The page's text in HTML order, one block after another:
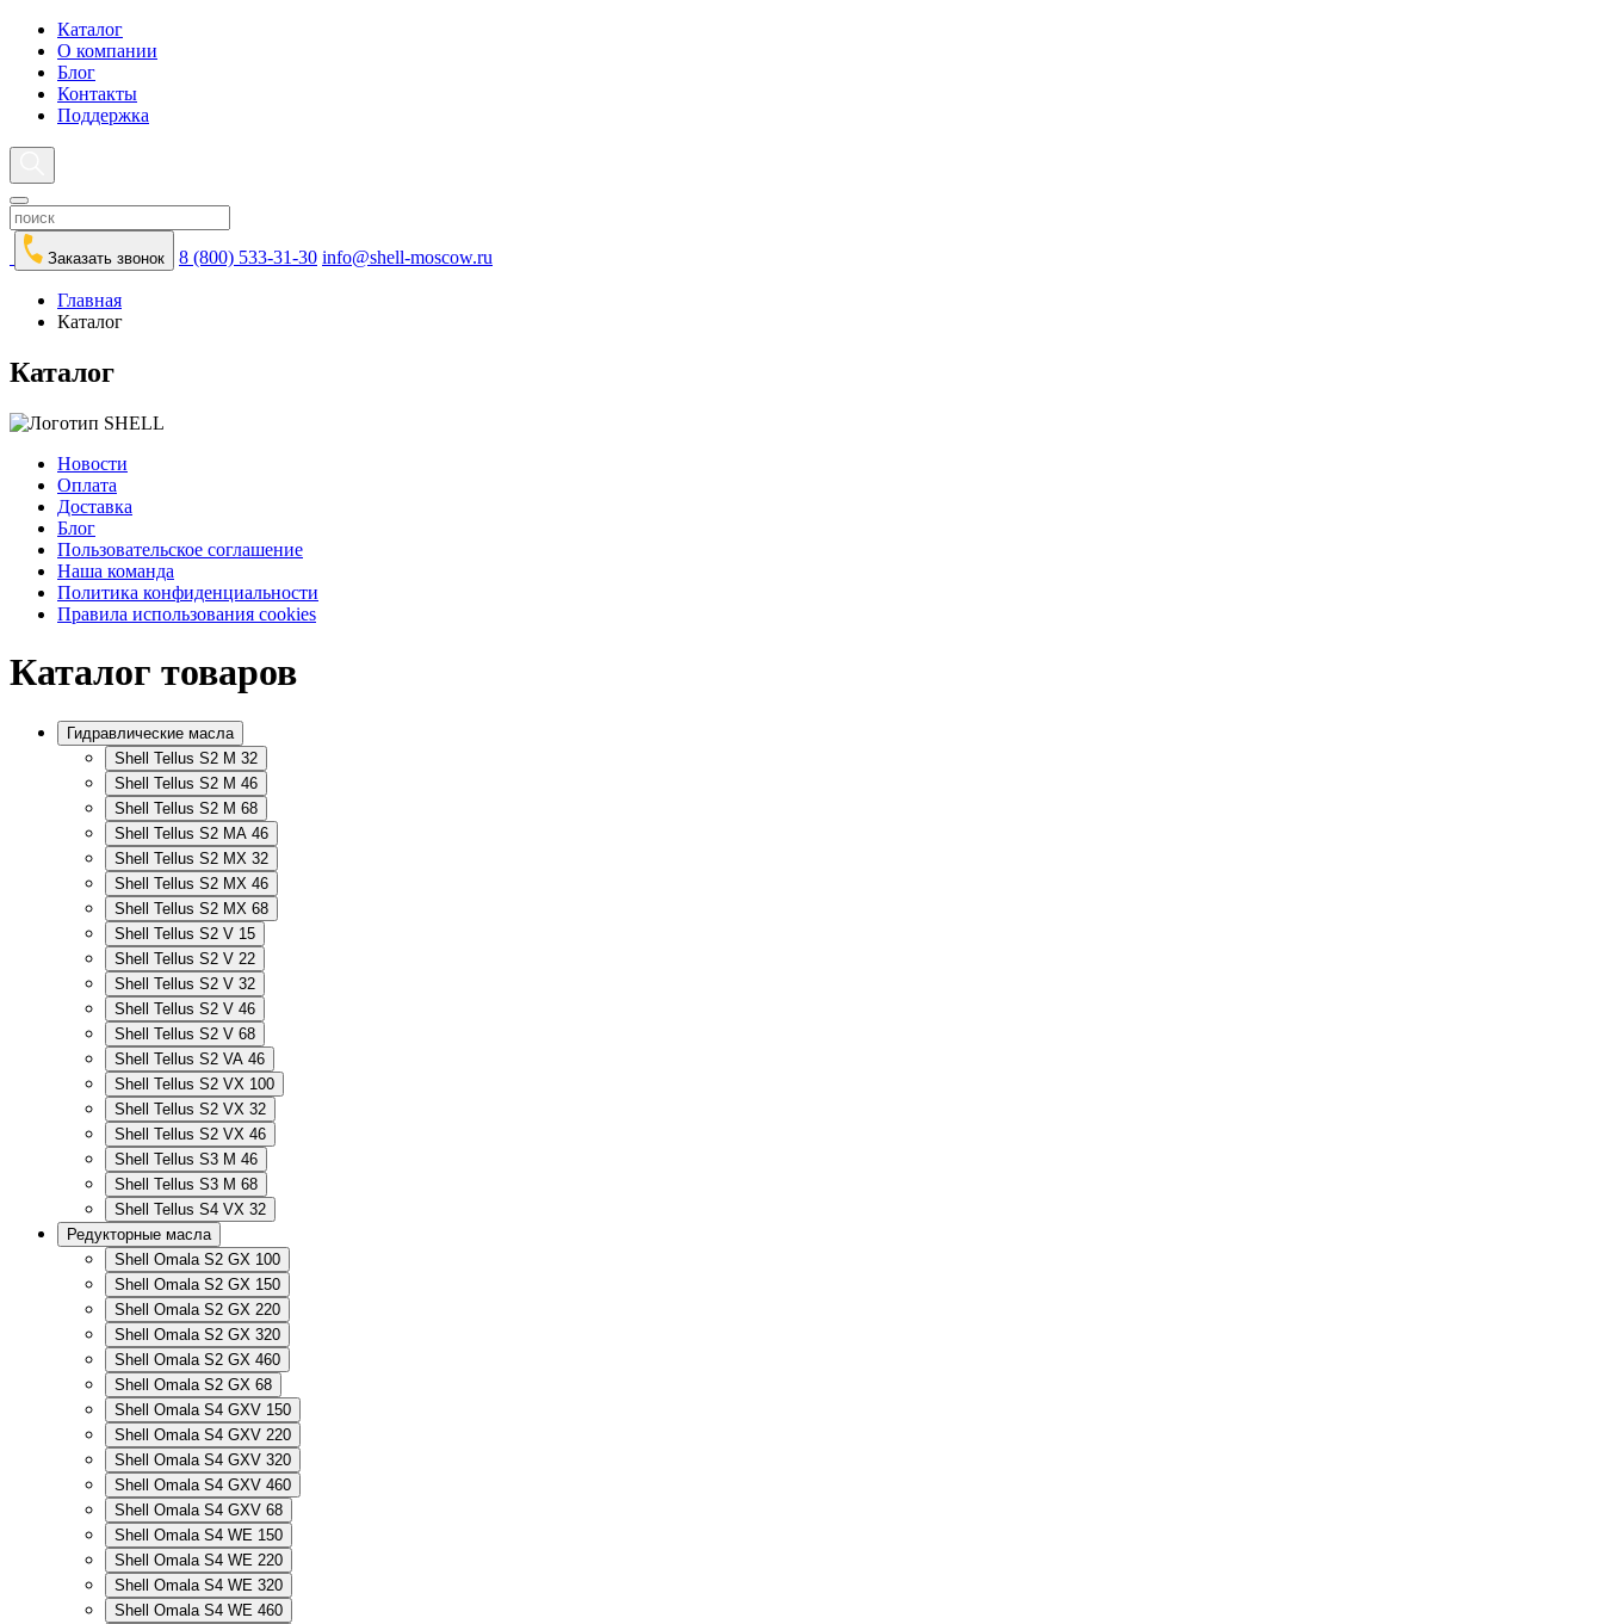
Каталог
О компании
Блог
Контакты
Поддержка
Заказать звонок 8 (800) 533-31-30 info@shell-moscow.ru
Главная
Каталог
Каталог
Новости
Оплата
Доставка
Блог
Пользовательское соглашение
Наша команда
Политика конфиденциальности
Правила использования cookies
Каталог товаров
Гидравлические масла
Shell Tellus S2 M 32
Shell Tellus S2 M 46
Shell Tellus S2 M 68
Shell Tellus S2 MA 46
Shell Tellus S2 MX 32
Shell Tellus S2 MX 46
Shell Tellus S2 MX 68
Shell Tellus S2 V 15
Shell Tellus S2 V 22
Shell Tellus S2 V 32
Shell Tellus S2 V 46
Shell Tellus S2 V 68
Shell Tellus S2 VA 46
Shell Tellus S2 VX 100
Shell Tellus S2 VX 32
Shell Tellus S2 VX 46
Shell Tellus S3 M 46
Shell Tellus S3 M 68
Shell Tellus S4 VX 32
Редукторные масла
Shell Omala S2 GX 100
Shell Omala S2 GX 150
Shell Omala S2 GX 220
Shell Omala S2 GX 320
Shell Omala S2 GX 460
Shell Omala S2 GX 68
Shell Omala S4 GXV 150
Shell Omala S4 GXV 220
Shell Omala S4 GXV 320
Shell Omala S4 GXV 460
Shell Omala S4 GXV 68
Shell Omala S4 WE 150
Shell Omala S4 WE 220
Shell Omala S4 WE 320
Shell Omala S4 WE 460